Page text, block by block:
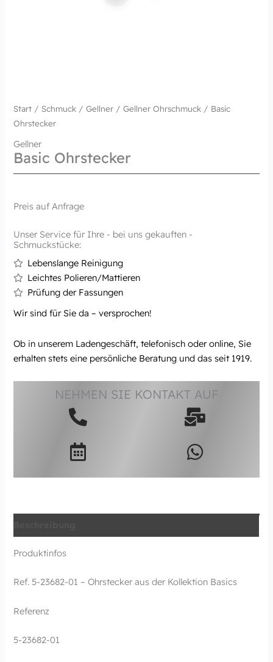
Start / Schmuck /Gellner /Gellner Ohrschmuck / Basic
Ohrstecker
Gellner
Basic Ohrstecker
Preis auf Anfrage
Unser Service für Ihre - bei uns gekauften -
Schmuckstücke:
Lebenslange Reinigung
Leichtes Polieren/Mattieren
Prüfung der Fassungen
Wir sind für Sie da – versprochen!
Ob in unserem Ladengeschäft, telefonisch oder online, Sie
erhalten stets eine persönliche Beratung und das seit 1919.
NEHMEN SIE KONTAKT AUF
Produktinfos
Ref. 5-23682-01 – Ohrstecker aus der Kollektion Basics
Referenz
5-23682-01